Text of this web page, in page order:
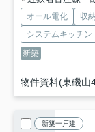
オール電化 収
システムキッチン
新築
物件資料(東磯山
新築一戸建